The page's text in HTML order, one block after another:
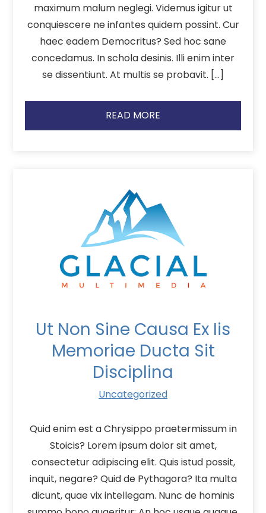
maximum malum neglegi. Videmus igitur ut
conquiescere ne infantes quidem possint. Cur
haec eadem Democritus? Sed hoc sane
concedamus. In schola desinis. Illi enim inter
se dissentiunt. At multis se probavit. […]
READ MORE
Ut Non Sine Causa Ex Iis
Memoriae Ducta Sit
Disciplina
Uncategorized
Quid enim est a Chrysippo praetermissum in
Stoicis? Lorem ipsum dolor sit amet,
consectetur adipiscing elit. Quis istud possit,
inquit, negare? Quid de Pythagora? Ita multa
dicunt, quae vix intellegam. Nunc de hominis